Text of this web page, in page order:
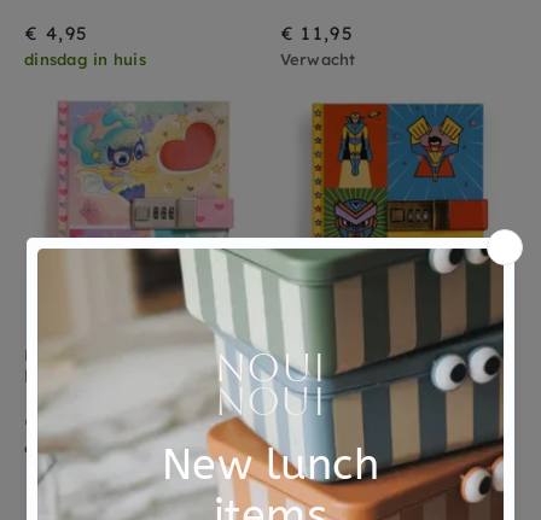
€ 4,95
dinsdag in huis
€ 11,95
Verwacht
DJECO
DJECO dagboek met cijferslot Lam A5
€ 14,95
dinsdag in huis
DJECO
€ 14,95
dinsdag in huis